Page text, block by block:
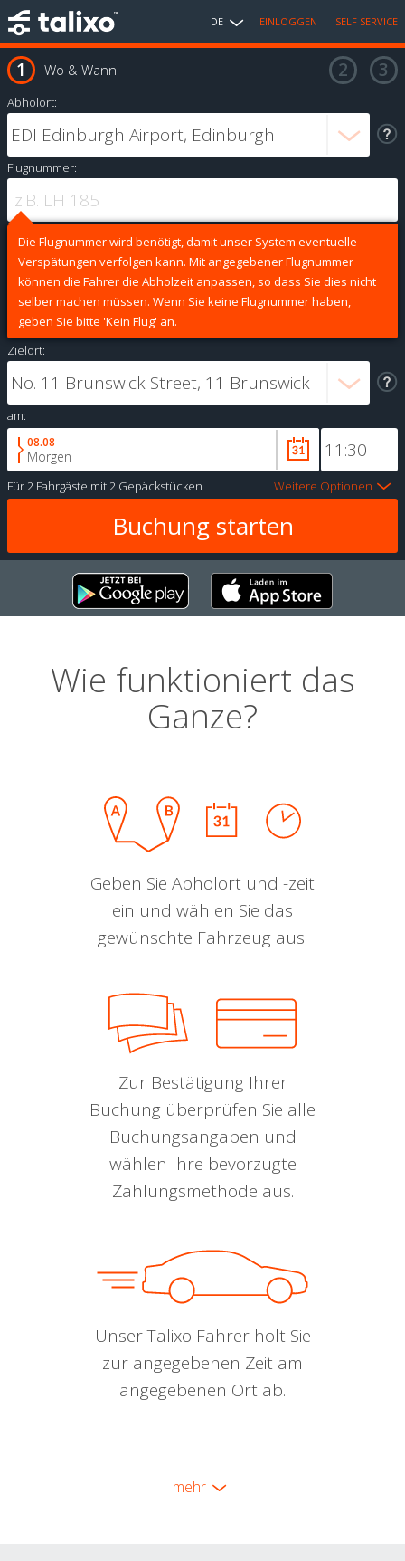
DE EINLOGGEN SELF SERVICE
Wo & Wann
Abholort:
Flugnummer:
Die Flugnummer wird benötigt, damit unser System eventuelle
Verspätungen verfolgen kann. Mit angegebener Flugnummer
können die Fahrer die Abholzeit anpassen, so dass Sie dies nicht
selber machen müssen. Wenn Sie keine Flugnummer haben,
geben Sie bitte 'Kein Flug' an.
Zielort:
am:
08.08
Morgen
Für2 Fahrgäste mit2 Gepäckstücken Weitere Optionen
Wie funktioniert das
Ganze?
Geben Sie Abholort und -zeit
ein und wählen Sie das
gewünschte Fahrzeug aus.
Zur Bestätigung Ihrer
Buchung überprüfen Sie alle
Buchungsangaben und
wählen Ihre bevorzugte
Zahlungsmethode aus.
Unser Talixo Fahrer holt Sie
zur angegebenen Zeit am
angegebenen Ort ab.
mehr